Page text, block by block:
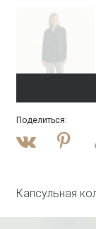
Поделиться:
Капсульная